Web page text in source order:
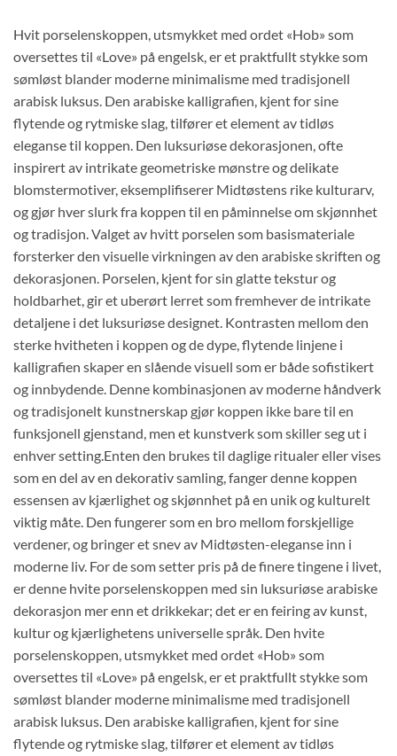
Hvit porselenskoppen, utsmykket med ordet «Hob» som
oversettes til «Love» på engelsk, er et praktfullt stykke som
sømløst blander moderne minimalisme med tradisjonell
arabisk luksus. Den arabiske kalligrafien, kjent for sine
flytende og rytmiske slag, tilfører et element av tidløs
eleganse til koppen. Den luksuriøse dekorasjonen, ofte
inspirert av intrikate geometriske mønstre og delikate
blomstermotiver, eksemplifiserer Midtøstens rike kulturarv,
og gjør hver slurk fra koppen til en påminnelse om skjønnhet
og tradisjon. Valget av hvitt porselen som basismateriale
forsterker den visuelle virkningen av den arabiske skriften og
dekorasjonen. Porselen, kjent for sin glatte tekstur og
holdbarhet, gir et uberørt lerret som fremhever de intrikate
detaljene i det luksuriøse designet. Kontrasten mellom den
sterke hvitheten i koppen og de dype, flytende linjene i
kalligrafien skaper en slående visuell som er både sofistikert
og innbydende. Denne kombinasjonen av moderne håndverk
og tradisjonelt kunstnerskap gjør koppen ikke bare til en
funksjonell gjenstand, men et kunstverk som skiller seg ut i
enhver setting.Enten den brukes til daglige ritualer eller vises
som en del av en dekorativ samling, fanger denne koppen
essensen av kjærlighet og skjønnhet på en unik og kulturelt
viktig måte. Den fungerer som en bro mellom forskjellige
verdener, og bringer et snev av Midtøsten-eleganse inn i
moderne liv. For de som setter pris på de finere tingene i livet,
er denne hvite porselenskoppen med sin luksuriøse arabiske
dekorasjon mer enn et drikkekar; det er en feiring av kunst,
kultur og kjærlighetens universelle språk. Den hvite
porselenskoppen, utsmykket med ordet «Hob» som
oversettes til «Love» på engelsk, er et praktfullt stykke som
sømløst blander moderne minimalisme med tradisjonell
arabisk luksus. Den arabiske kalligrafien, kjent for sine
flytende og rytmiske slag, tilfører et element av tidløs